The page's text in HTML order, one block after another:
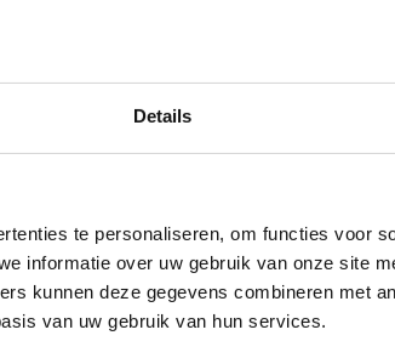
Details
te personaliseren, om functies voor
informatie over uw gebruik van onze site
kunnen deze gegevens combineren met
van uw gebruik van hun services.